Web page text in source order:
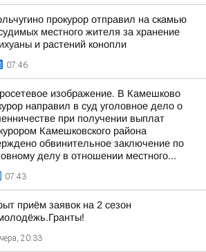
прокурор отправил на скамью
местного жителя за хранение
и растений конопли
07:46
изображение. В Камешково
направил в суд уголовное дело о
при получении выплат
Камешковского района
обвинительное заключение по
делу в отношении местного...
07:43
приём заявок на 2 сезон
20:33